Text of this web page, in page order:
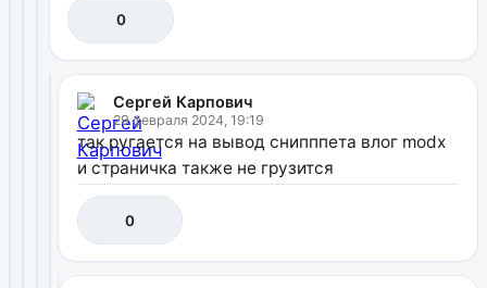
0
Сергей Карпович
29 февраля 2024, 19:19
так ругается на вывод снипппета влог modx
и страничка также не грузится
0